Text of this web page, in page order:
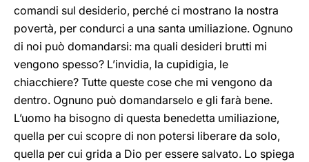
comandi sul desiderio, perché ci mostrano la nostra
povertà, per condurci a una santa umiliazione. Ognuno
di noi può domandarsi: ma quali desideri brutti mi
vengono spesso? L’invidia, la cupidigia, le
chiacchiere? Tutte queste cose che mi vengono da
dentro. Ognuno può domandarselo e gli farà bene.
L’uomo ha bisogno di questa benedetta umiliazione,
quella per cui scopre di non potersi liberare da solo,
quella per cui grida a Dio per essere salvato. Lo spiega